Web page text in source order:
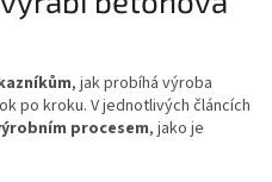
, jak probíhá výroba
po kroku. V jednotlivých článcích
procesem, jako je